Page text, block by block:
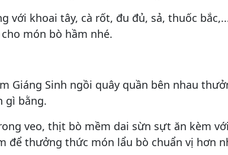
với khoai tây, cà rốt, đu đủ, sả, thuốc
món bò hầm nhé.
Giáng Sinh ngồi quây quần bên nhau
gì bằng.
veo, thịt bò mềm dai sừn sựt ăn kèm
để thưởng thức món lẩu bò chuẩn vị hơn